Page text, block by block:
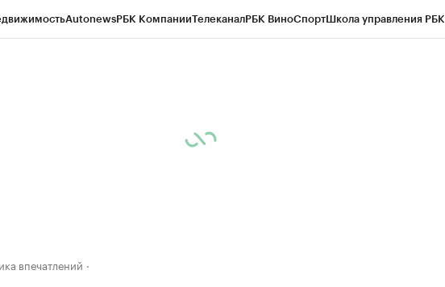
AutonewsРБК КомпанииТелеканалРБК ВиноСпортШкола управления РБК
впечатлений